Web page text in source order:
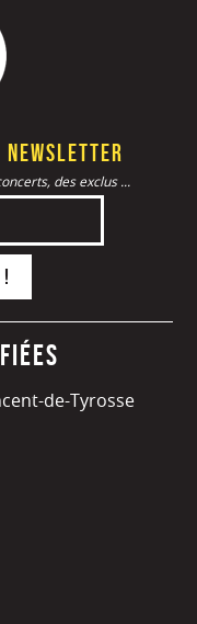
newsletter
des exclus ...
de-Tyrosse